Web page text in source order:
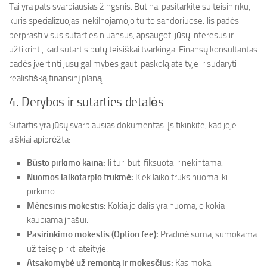
Tai yra pats svarbiausias žingsnis. Būtinai pasitarkite su teisininku,
kuris specializuojasi nekilnojamojo turto sandoriuose. Jis padės
perprasti visus sutarties niuansus, apsaugoti jūsų interesus ir
užtikrinti, kad sutartis būtų teisiškai tvarkinga. Finansų konsultantas
padės įvertinti jūsų galimybes gauti paskolą ateityje ir sudaryti
realistišką finansinį planą.
4. Derybos ir sutarties detalės
Sutartis yra jūsų svarbiausias dokumentas. Įsitikinkite, kad joje
aiškiai apibrėžta:
Būsto pirkimo kaina: Ji turi būti fiksuota ir nekintama.
Nuomos laikotarpio trukmė: Kiek laiko truks nuoma iki
pirkimo.
Mėnesinis mokestis: Kokia jo dalis yra nuoma, o kokia
kaupiama įnašui.
Pasirinkimo mokestis (Option fee): Pradinė suma, sumokama
už teisę pirkti ateityje.
Atsakomybė už remontą ir mokesčius: Kas moka